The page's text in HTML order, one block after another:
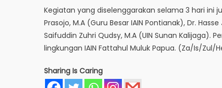
Kegiatan yang diselenggarakan selama 3 hari ini
Prasojo, M.A (Guru Besar IAIN Pontianak), Dr.
Saifuddin Zuhri Qudsy, M.A (UIN Sunan Kalijaga).
lingkungan IAIN Fattahul Muluk Papua. (Za/Is/Zul/
Sharing Is Caring